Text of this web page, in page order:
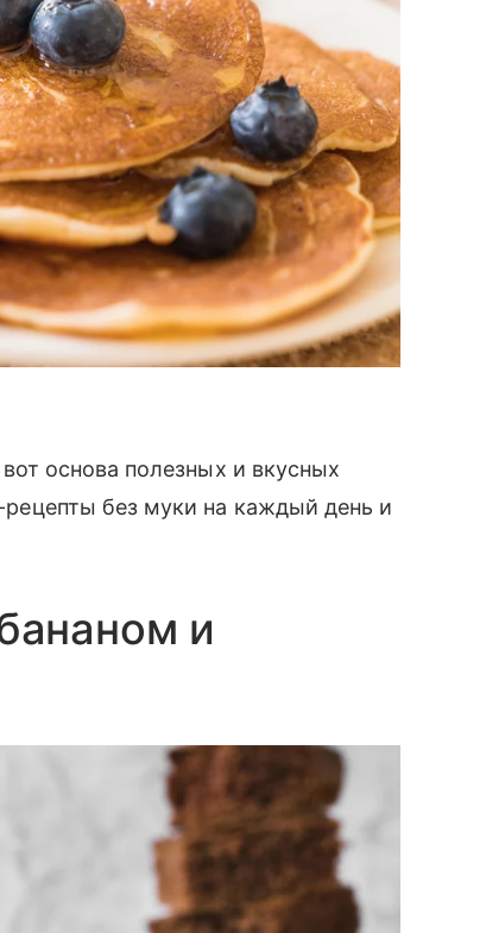
основа полезных и вкусных
без муки на каждый день и
и